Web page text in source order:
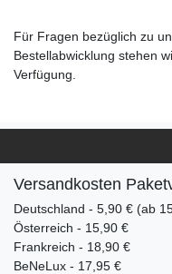
Für Fragen bezüglich zu
Bestellabwicklung stehen
Verfügung.
Versandkosten
Deutschland - 5,90 € (ab
Österreich - 15,90 €
Frankreich - 18,90 €
BeNeLux - 17,95 €